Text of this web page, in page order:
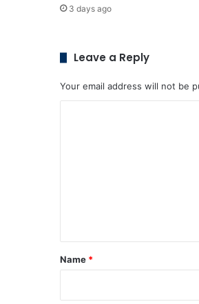
3 days ago
Leave a Reply
Your email address will not be
*
Name *